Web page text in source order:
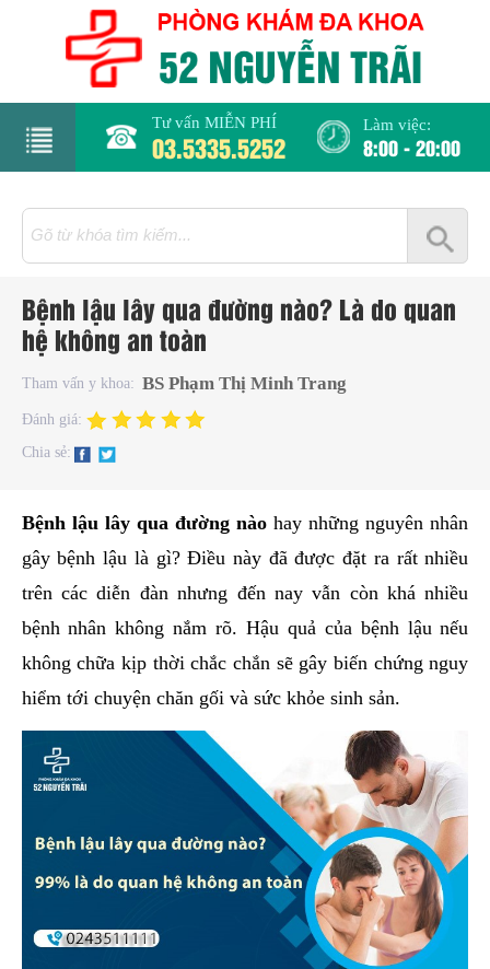
Tư vấn MIỄN PHÍ
03.5335.5252
Làm việc:
8:00 - 20:00
Bệnh lậu lây qua đường nào? Là do quan
hệ không an toàn
Tham vấn y khoa: BS Phạm Thị Minh Trang
Đánh giá:
Chia sẻ:
Bệnh lậu lây qua đường nào hay những nguyên nhân
gây bệnh lậu là gì? Điều này đã được đặt ra rất nhiều
trên các diễn đàn nhưng đến nay vẫn còn khá nhiều
bệnh nhân không nắm rõ. Hậu quả của bệnh lậu nếu
không chữa kịp thời chắc chắn sẽ gây biến chứng nguy
hiểm tới chuyện chăn gối và sức khỏe sinh sản.